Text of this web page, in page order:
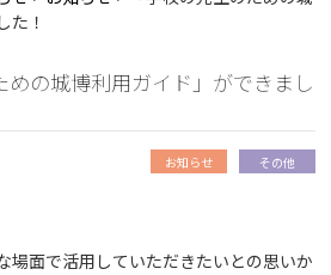
た！
めの城博利用ガイド」ができまし
お知らせ その他
場面で活用していただきたいとの思いか